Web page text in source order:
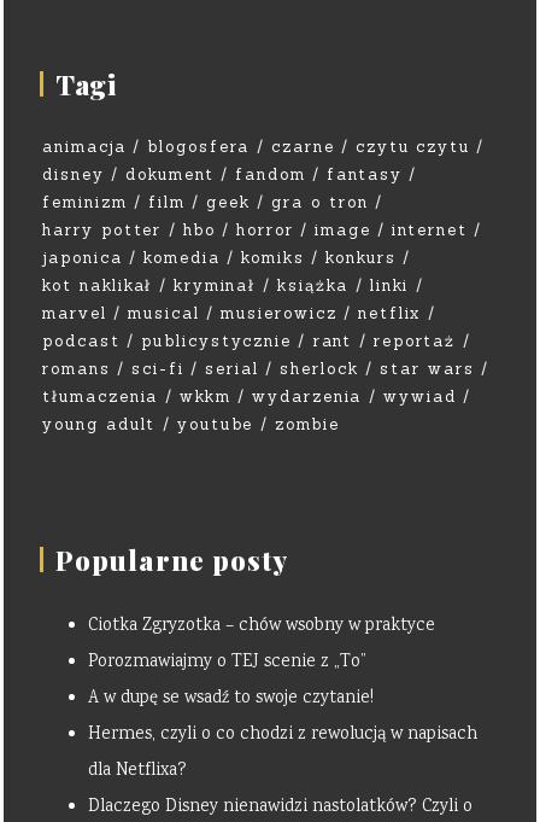
Tagi
animacja blogosfera czarne
czytu czytu
disney
dokument fandom
fantasy
feminizm
film geek
gra o tron
harry potter
hbo horror image
internet
japonica
komedia komiks
konkurs
kot naklikał
kryminał książka
linki
marvel
musical musierowicz
netflix
podcast
publicystycznie rant
reportaż
romans
sci-fi serial sherlock
star wars
tłumaczenia
wkkm wydarzenia
wywiad
young adult
youtube zombie
Popularne posty
Ciotka Zgryzotka – chów wsobny w praktyce
Porozmawiajmy o TEJ scenie z „To”
A w dupę se wsadź to swoje czytanie!
Hermes, czyli o co chodzi z rewolucją w napisach
dla Netflixa?
Dlaczego Disney nienawidzi nastolatków? Czyli o